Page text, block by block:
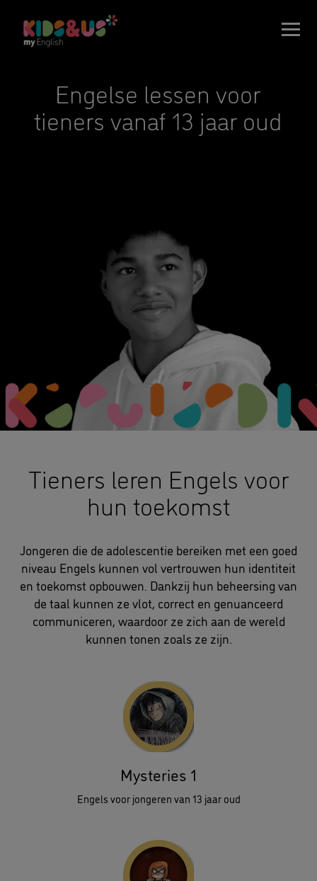
Engelse lessen voor
tieners vanaf 13 jaar oud
Tieners leren Engels voor
hun toekomst
Jongeren die de adolescentie bereiken met een goed
niveau Engels kunnen vol vertrouwen hun identiteit
en toekomst opbouwen. Dankzij hun beheersing van
de taal kunnen ze vlot, correct en genuanceerd
communiceren, waardoor ze zich aan de wereld
kunnen tonen zoals ze zijn.
Mysteries 1
Engels voor jongeren van 13 jaar oud